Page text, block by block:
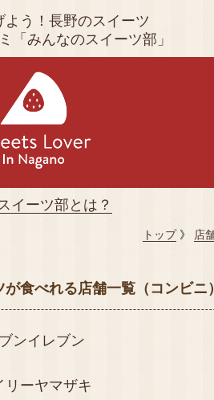
よう！長野のスイーツ
「みんなのスイーツ部」
イーツ部とは？
トップ》 店
食べれる店舗一覧（コンビニ
ンイレブン
リーヤマザキ